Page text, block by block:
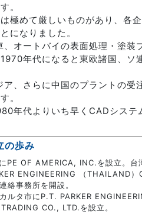
。
極めて厳しいものがあり、各
になりました。
オートバイの表面処理・塗
年代になると東欧諸国、
、さらに中国のプラントの
。
年代よりいち早くCADシス
の歩み
PE OF AMERICA, INC.を設立。台
ENGINEERING （THAILAND）
絡事務所を開設。
ルタ市にP.T. PARKER
CO., LTD.を設立。